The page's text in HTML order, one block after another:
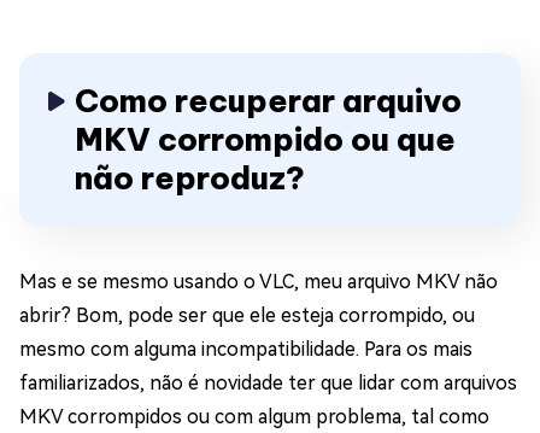
Como recuperar arquivo
MKV corrompido ou que
não reproduz?
Mas e se mesmo usando o VLC, meu arquivo MKV não
abrir? Bom, pode ser que ele esteja corrompido, ou
mesmo com alguma incompatibilidade. Para os mais
familiarizados, não é novidade ter que lidar com arquivos
MKV corrompidos ou com algum problema, tal como